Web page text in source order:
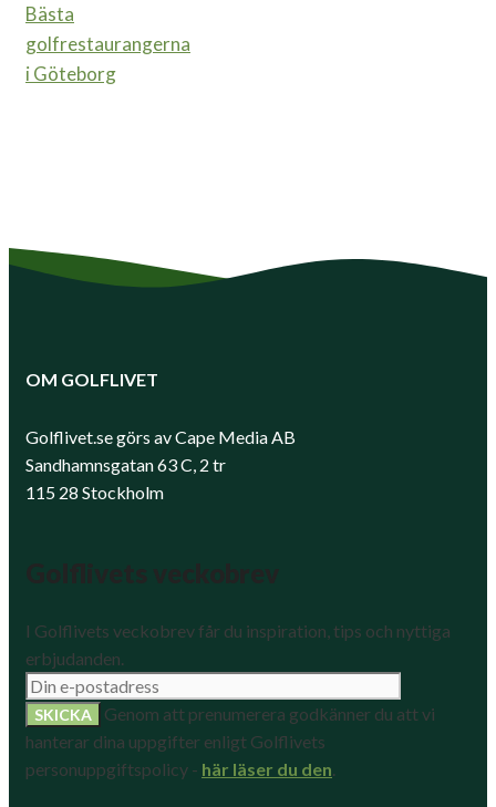
Bästa
golfrestaurangerna
i Göteborg
OM GOLFLIVET
Golflivet.se görs av Cape Media AB
Sandhamnsgatan 63 C, 2 tr
115 28 Stockholm
I Golflivets veckobrev får du inspiration, tips och nyttiga
erbjudanden.
Genom att prenumerera godkänner du att vi
hanterar dina uppgifter enligt Golflivets
personuppgiftspolicy - här läser du den.